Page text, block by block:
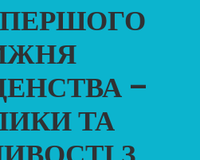
В ГРЕЦІЇ
–
ТА